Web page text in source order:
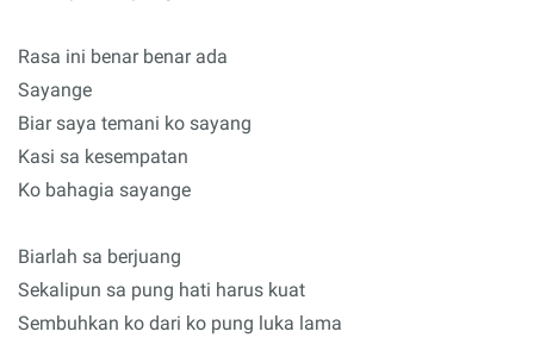
Rasa ini benar benar ada
Sayange
Biar saya temani ko sayang
Kasi sa kesempatan
Ko bahagia sayange
Biarlah sa berjuang
Sekalipun sa pung hati harus kuat
Sembuhkan ko dari ko pung luka lama